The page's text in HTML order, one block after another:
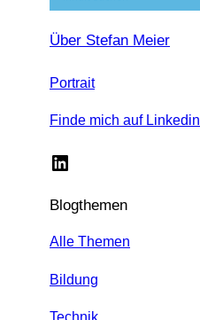
Über Stefan Meier
Portrait
Finde mich auf Linkedin
LinkedIn
Blogthemen
Alle Themen
Bildung
Technik